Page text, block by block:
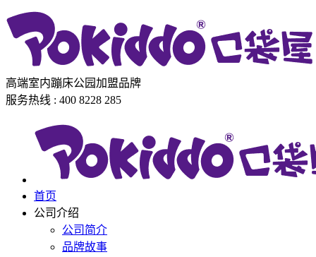
高端室内蹦床公园加盟品牌
服务热线 : 400 8228 285
首页
公司介绍
公司简介
品牌故事